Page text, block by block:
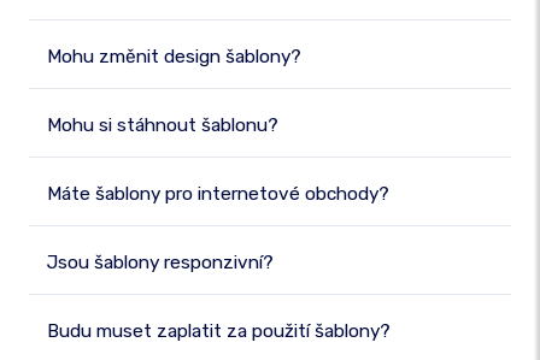
Mohu změnit design šablony?
Mohu si stáhnout šablonu?
Máte šablony pro internetové obchody?
Jsou šablony responzivní?
Budu muset zaplatit za použití šablony?